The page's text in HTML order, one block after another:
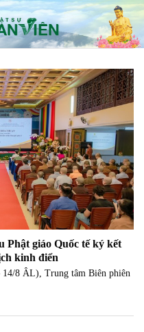
Phật giáo Quốc tế ký kết
kinh điển
14/8 ÂL), Trung tâm Biên phiên